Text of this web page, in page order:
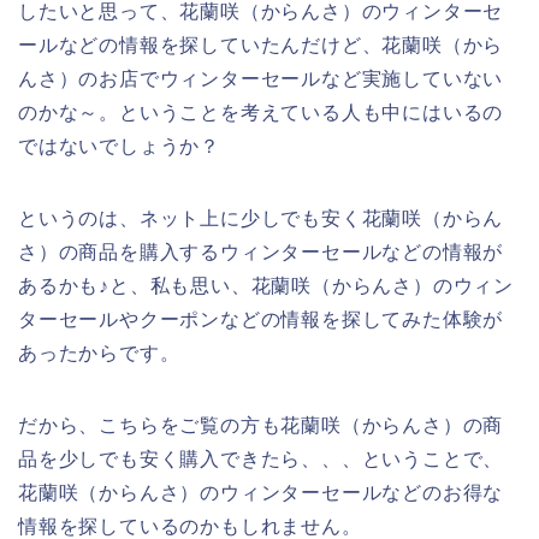
したいと思って、花蘭咲（からんさ）のウィンターセ
ールなどの情報を探していたんだけど、花蘭咲（から
んさ）のお店でウィンターセールなど実施していない
のかな～。ということを考えている人も中にはいるの
ではないでしょうか？
というのは、ネット上に少しでも安く花蘭咲（からん
さ）の商品を購入するウィンターセールなどの情報が
あるかも♪と、私も思い、花蘭咲（からんさ）のウィン
ターセールやクーポンなどの情報を探してみた体験が
あったからです。
だから、こちらをご覧の方も花蘭咲（からんさ）の商
品を少しでも安く購入できたら、、、ということで、
花蘭咲（からんさ）のウィンターセールなどのお得な
情報を探しているのかもしれません。